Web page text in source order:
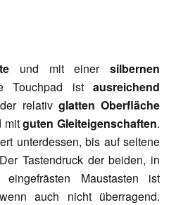
und mit einersilbernen
Touchpad ist ausreichend
relativ glatten Oberfläche
mitguten Gleiteigenschaften.
unterdessen, bis auf seltene
Tastendruck der beiden, in
Maustasten ist
auch nicht überragend.